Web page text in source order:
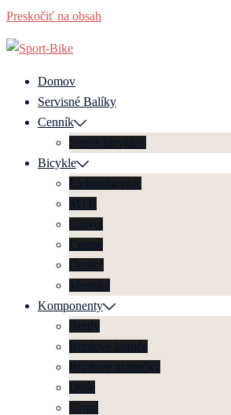
Preskočiť na obsah
Domov
Servisné Balíky
Cenník
Servis bicyklov
Bicykle
Elektrobicykle
MTB
Gravel
Cestné
Detské
Mestské
Komponenty
Brzdy
Brzdové kotúče
Brzdové platničky
Duše
Gripy